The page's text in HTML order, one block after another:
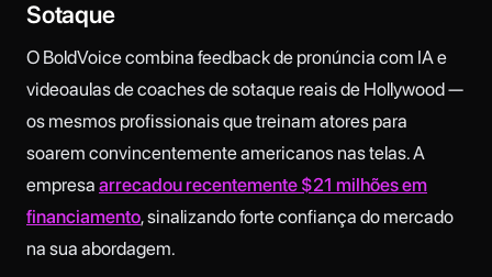
Sotaque
O BoldVoice combina feedback de pronúncia com IA e
videoaulas de coaches de sotaque reais de Hollywood —
os mesmos profissionais que treinam atores para
soarem convincentemente americanos nas telas. A
empresa arrecadou recentemente $21 milhões em
financiamento, sinalizando forte confiança do mercado
na sua abordagem.